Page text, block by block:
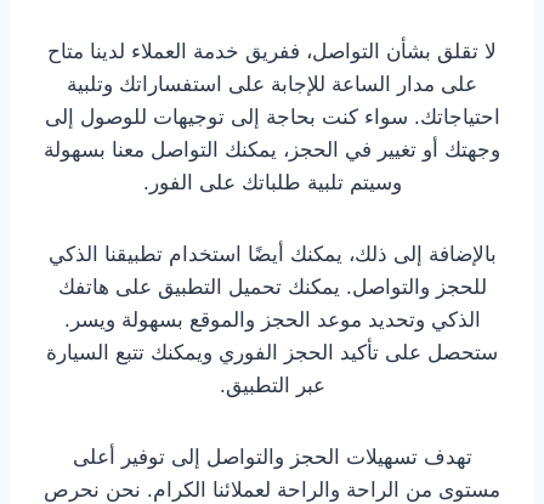
لا تقلق بشأن التواصل، ففريق خدمة العملاء لدينا متاح
على مدار الساعة للإجابة على استفساراتك وتلبية
احتياجاتك. سواء كنت بحاجة إلى توجيهات للوصول إلى
وجهتك أو تغيير في الحجز، يمكنك التواصل معنا بسهولة
وسيتم تلبية طلباتك على الفور.
بالإضافة إلى ذلك، يمكنك أيضًا استخدام تطبيقنا الذكي
للحجز والتواصل. يمكنك تحميل التطبيق على هاتفك
الذكي وتحديد موعد الحجز والموقع بسهولة ويسر.
ستحصل على تأكيد الحجز الفوري ويمكنك تتبع السيارة
عبر التطبيق.
تهدف تسهيلات الحجز والتواصل إلى توفير أعلى
مستوى من الراحة والراحة لعملائنا الكرام. نحن نحرص